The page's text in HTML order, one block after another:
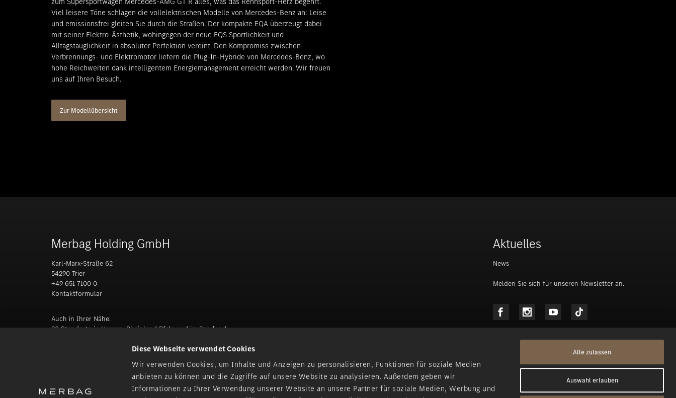
Diese Webseite verwendet Cookies
Wir verwenden Cookies, um Inhalte und Anzeigen zu personalisieren, Funktionen für soziale Medien
anbieten zu können und die Zugriffe auf unsere Website zu analysieren. Außerdem geben wir
Informationen zu Ihrer Verwendung unserer Website an unsere Partner für soziale Medien, Werbung und
Alle zulassen
Auswahl erlauben
Viel leisere Töne schlagen die vollelektrischen Modelle von Mercedes-Benz an: Leise
und emissionsfrei gleiten Sie durch die Straßen. Der kompakte EQA überzeugt dabei
mit seiner Elektro-Ästhetik, wohingegen der neue EQS Sportlichkeit und
Alltagstauglichkeit in absoluter Perfektion vereint. Den Kompromiss zwischen
Verbrennungs- und Elektromotor liefern die Plug-In-Hybride von Mercedes-Benz, wo
hohe Reichweiten dank intelligentem Energiemanagement erreicht werden. Wir freuen
uns auf Ihren Besuch.
Zur Modellübersicht
Merbag Holding GmbH
Karl-Marx-Straße 62
54290 Trier
+49 651 7100 0
Kontaktformular
Auch in Ihrer Nähe.
20 Standorte in Hessen, Rheinland Pfalz und im Saarland
Alzey | Andernach | Bad Neuenahr-Ahrweiler | Bitburg | Daun | Idstein | Limburg an der
Lahn | Mainz | Mayen | Merzig | Neuwied | Schierstein | Sinzig | Taunusstein | Trier | Trier-
Euren | Westerburg | Weilburg | Wiesbaden | Wittlich
Zu den Standorten
Aktuelles
News
Melden Sie sich für unseren Newsletter an.